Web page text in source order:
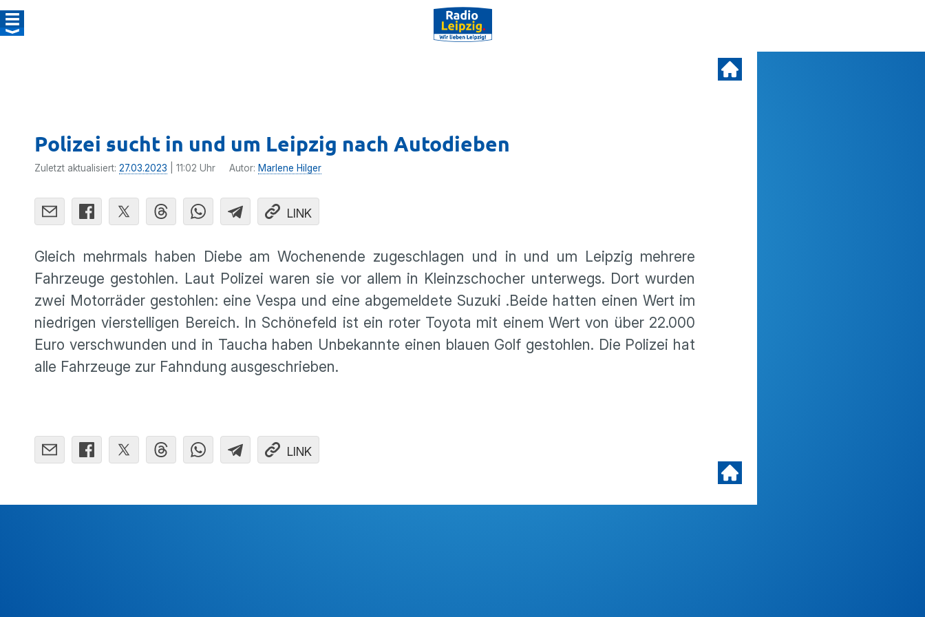
Polizei sucht in und um Leipzig nach Autodieben
Zuletzt aktualisiert: 27.03.2023 | 11:02 Uhr Autor: Marlene Hilger
LINK
Gleich mehrmals haben Diebe am Wochenende zugeschlagen und in und um Leipzig mehrere
Fahrzeuge gestohlen. Laut Polizei waren sie vor allem in Kleinzschocher unterwegs. Dort wurden
zwei Motorräder gestohlen: eine Vespa und eine abgemeldete Suzuki .Beide hatten einen Wert im
niedrigen vierstelligen Bereich. In Schönefeld ist ein roter Toyota mit einem Wert von über 22.000
Euro verschwunden und in Taucha haben Unbekannte einen blauen Golf gestohlen. Die Polizei hat
alle Fahrzeuge zur Fahndung ausgeschrieben.
LINK